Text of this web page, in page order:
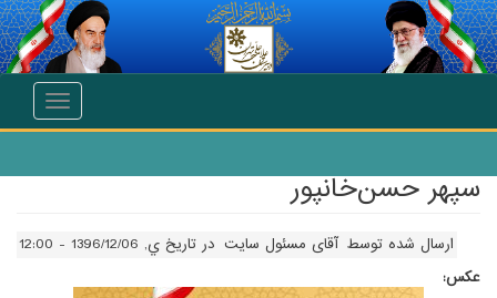
انتقال به محتوای اصلی
Toggle
سپهر حسن‌خانپور
ارسال شده توسط آقای مسئول سایت در تاریخ ي, 1396/12/06 - 12:00
عکس: